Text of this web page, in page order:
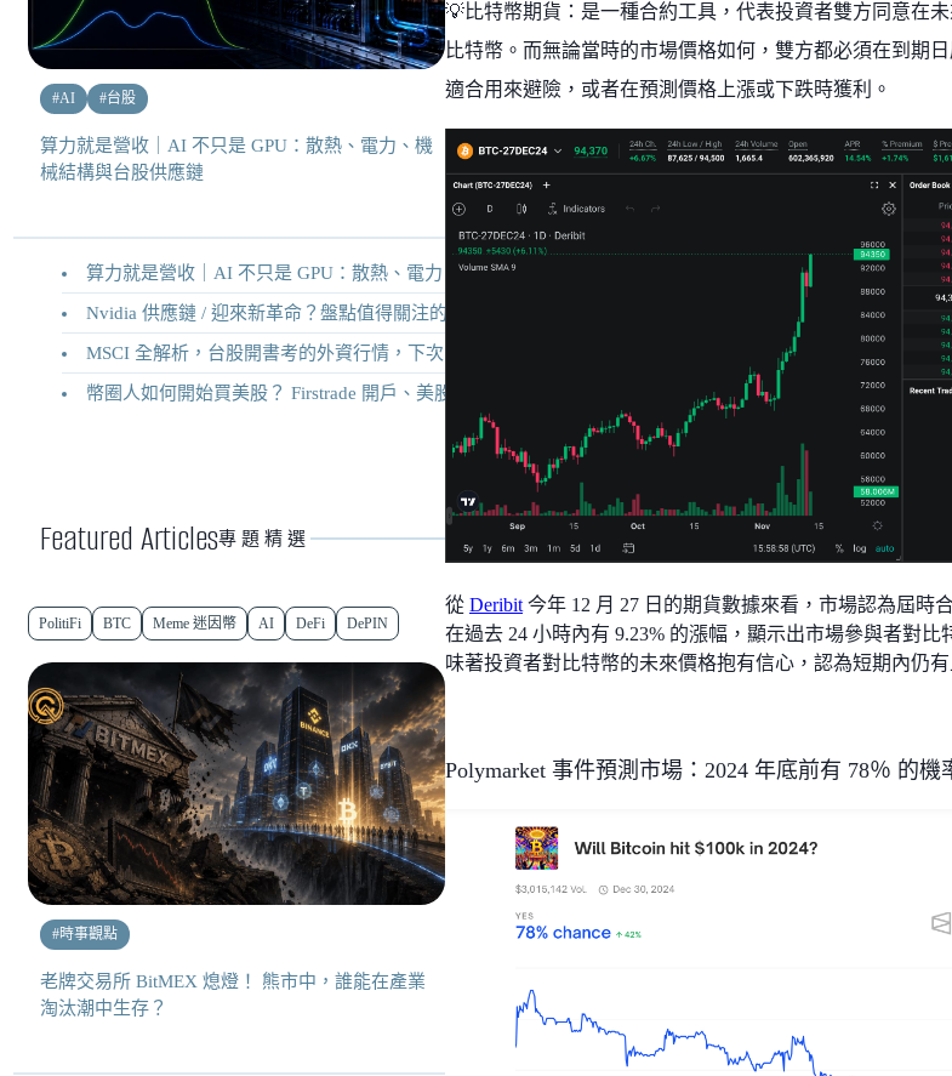
#AI #台股
算力就是營收｜AI 不只是 GPU：散熱、電力、機
械結構與台股供應鏈
算力就是營收｜AI 不只是 GPU：散熱、電力、機械結構與台股供應鏈
Nvidia 供應鏈 / 迎來新革命？盤點值得關注的二十家供應鏈企業
MSCI 全解析，台股開書考的外資行情，下次調整你準備好了嗎？
幣圈人如何開始買美股？ Firstrade 開戶、美股交易機制完整教學
Featured Articles專題精選
PolitiFi BTC Meme 迷因幣 AI DeFi DePIN
#時事觀點
老牌交易所 BitMEX 熄燈！ 熊市中，誰能在產業
淘汰潮中生存？
💡比特幣期貨：是一種合約工具，代表投資者雙方同意在
比特幣。而無論當時的市場價格如何，雙方都必須在到期
適合用來避險，或者在預測價格上漲或下跌時獲利。
從 Deribit 今年 12 月 27 日的期貨數據來看，市場認為屆時
在過去 24 小時內有 9.23% 的漲幅，顯示出市場參與者對
味著投資者對比特幣的未來價格抱有信心，認為短期內仍有
Polymarket 事件預測市場：2024 年底前有 78％ 的機